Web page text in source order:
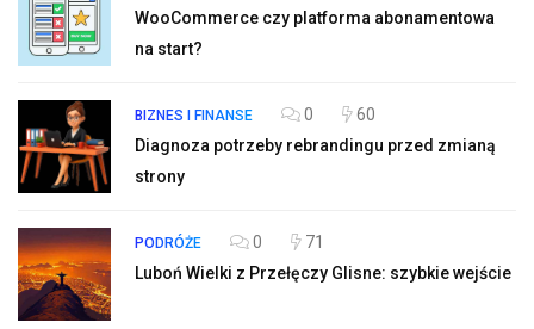
WooCommerce czy platforma abonamentowa
na start?
BIZNES I FINANSE 0
60
Diagnoza potrzeby rebrandingu przed zmianą
strony
PODRÓŻE 0
71
Luboń Wielki z Przełęczy Glisne: szybkie wejście